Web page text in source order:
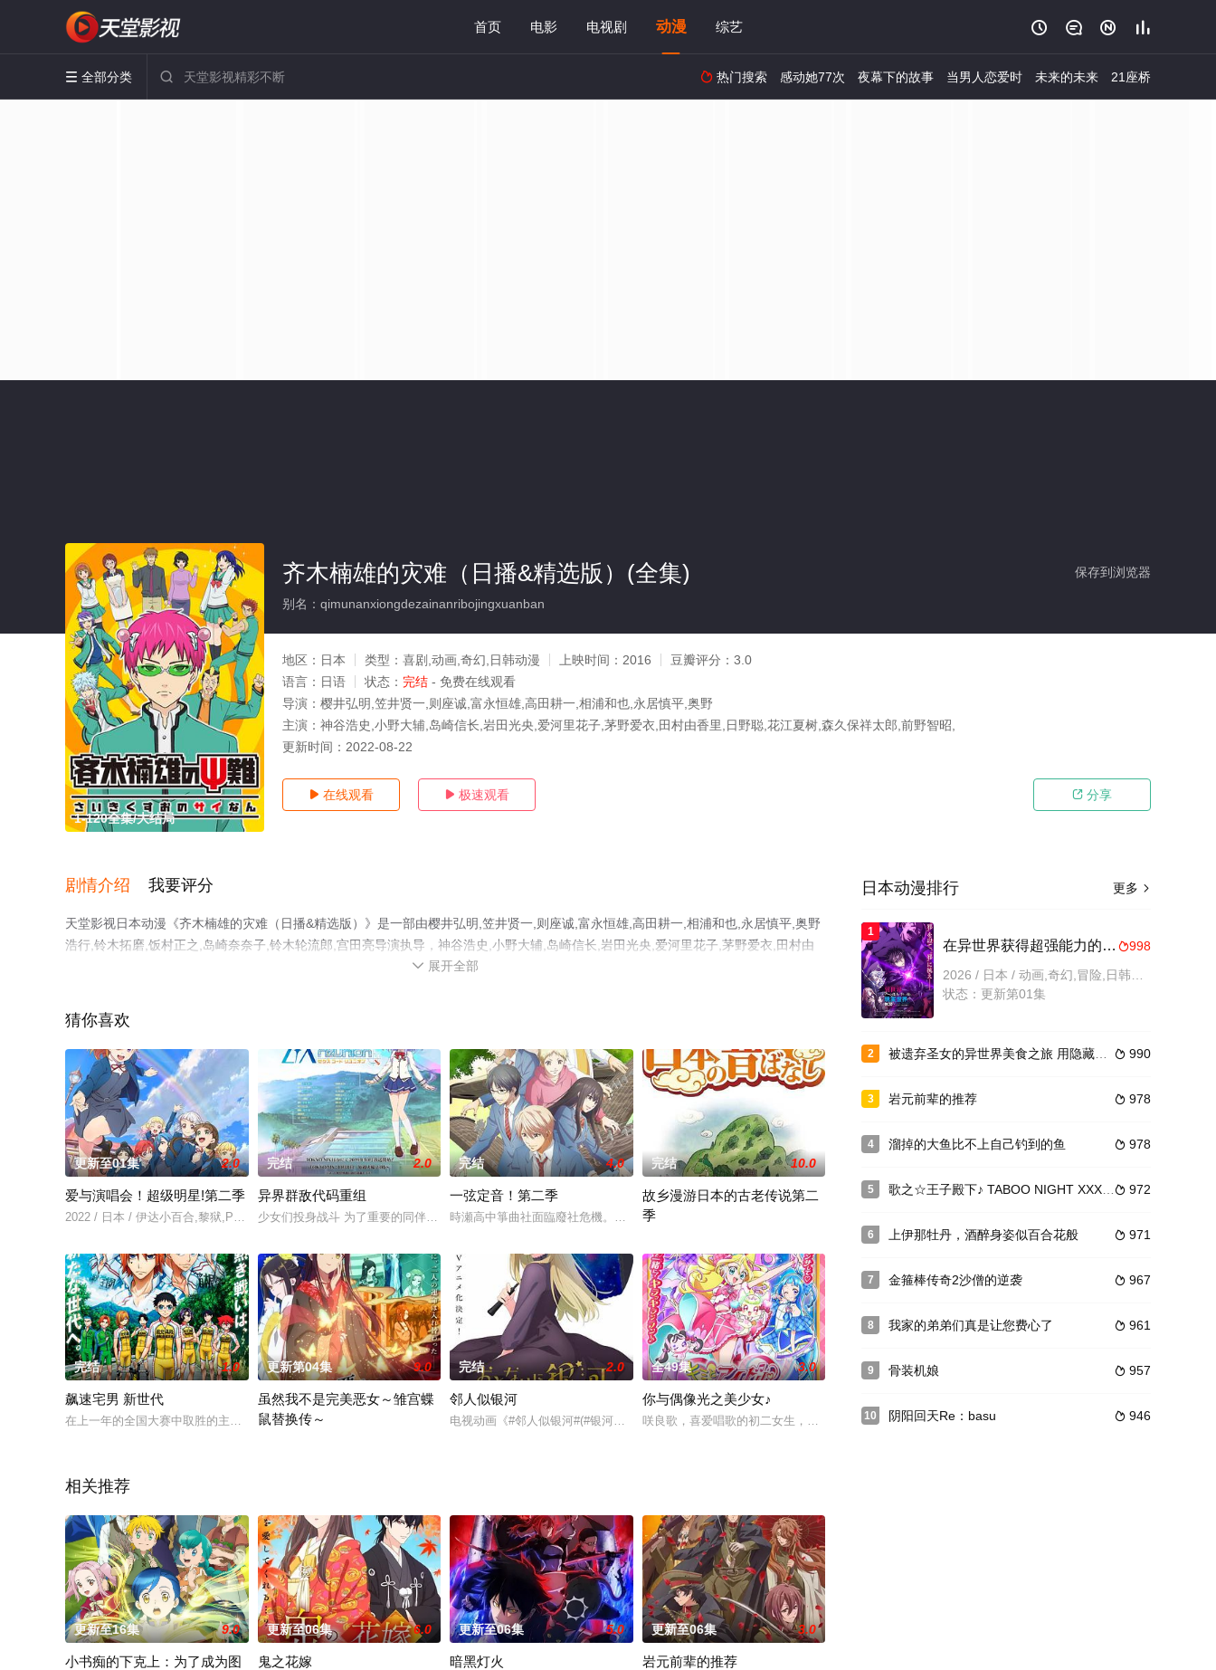
首页 电影 电视剧 动漫 综艺    
 全部分类   热门搜索 感动她77次 夜幕下的故事 当男人恋爱时 未来的未来 21座桥
1-120全集/大结局
保存到浏览器
齐木楠雄的灾难（日播&精选版）(全集)
别名：qimunanxiongdezainanribojingxuanban
地区： 日本 类型： 喜剧,动画,奇幻,日韩动漫 上映时间： 2016 豆瓣评分： 3.0
语言： 日语 状态： 完结 - 免费在线观看
导演： 樱井弘明,笠井贤一,则座诚,富永恒雄,高田耕一,相浦和也,永居慎平,奥野
主演： 神谷浩史,小野大辅,岛崎信长,岩田光央,爱河里花子,茅野爱衣,田村由香里,日野聪,花江夏树,森久保祥太郎,前野智昭,
更新时间： 2022-08-22
 在线观看  极速观看  分享
剧情介绍 我要评分
天堂影视日本动漫《齐木楠雄的灾难（日播&精选版）》是一部由樱井弘明,笠井贤一,则座诚,富永恒雄,高田耕一,相浦和也,永居慎平,奥野
浩行,铃木拓磨,饭村正之,岛崎奈奈子,铃木轮流郎,宫田亮导演执导，神谷浩史,小野大辅,岛崎信长,岩田光央,爱河里花子,茅野爱衣,田村由
香里,日野聪,花江夏树,森久保祥太郎,前野智昭,内田真礼,细谷佳正,村田太志,松冈祯丞,野岛健儿,松风雅也等演员精彩演绎的日本动漫，大
剧情网等平台了解。
 展开全部
猜你喜欢
更新至01集 2.0
爱与演唱会！超级明星!第二季
2022 / 日本 / 伊达小百合,黎狱,Payton尚未,岬奈子,青山渚
完结 2.0
异界群敌代码重组
少女们投身战斗 为了重要的同伴！一直在相互争斗、来自5个异世界的来访者「Z/X」缔结了休战条约，人类因此回避了灭亡的危机。主人公·各
完结 4.0
一弦定音！第二季
時瀬高中箏曲社面臨廢社危機。變成孤身一人的社長身邊，突然來了一位不良少年及其友人，緊接著還有一位古箏天才少女。各自不同的古箏之音
完结 10.0
故乡漫游日本的古老传说第二
季
本作主要围绕日本古代民间故事、日本神话来讲述。每一集中有三个故事，每个故事都有其中的意义。这部动
完结 1.0
飙速宅男 新世代
在上一年的全国大赛中取胜的主人公·小野田坂道所属的总北高中。组建队伍的前辈们纷纷毕业、引退，作为新世代的队伍开始进发的他们，在互相刺
更新第04集 9.0
虽然我不是完美恶女～雏宫蝶
鼠替换传～
完结 2.0
邻人似银河
电视动画《#邻人似银河#(#银河在身旁#)》改编自“雨隐ギド”创作的同名漫画，预计于2023年播出。近日，该动画公布了最新的主视觉图
全49集 3.0
你与偶像光之美少女♪
咲良歌，喜爱唱歌的初二女生，有一天与正在寻找传说中的救世主“偶像Q娃”的妖精噗哩伦相遇，噗哩伦的家
相关推荐
更新至16集 9.0
小书痴的下克上：为了成为图
更新至06集 6.0
鬼之花嫁
更新至06集 5.0
暗黑灯火
更新至06集 3.0
岩元前辈的推荐
更多 
日本动漫排行
1
998
在异世界获得超强能力的我，在现实世界照样无敌～等级提升改变人生命运～SP
状态：更新第01集
2  990
被遗弃圣女的异世界美食之旅 用隐藏技能召唤了露营车
3  978
岩元前辈的推荐
4  978
溜掉的大鱼比不上自己钓到的鱼
5  972
歌之☆王子殿下♪ TABOO NIGHT XXXX剧场版
6  971
上伊那牡丹，酒醉身姿似百合花般
7  967
金箍棒传奇2沙僧的逆袭
8  961
我家的弟弟们真是让您费心了
9  957
骨装机娘
10  946
阴阳回天Re：basu